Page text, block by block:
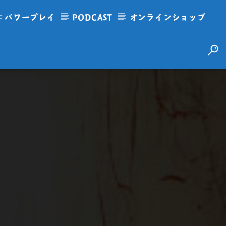
パワープレイ PODCAST オンラインショップ